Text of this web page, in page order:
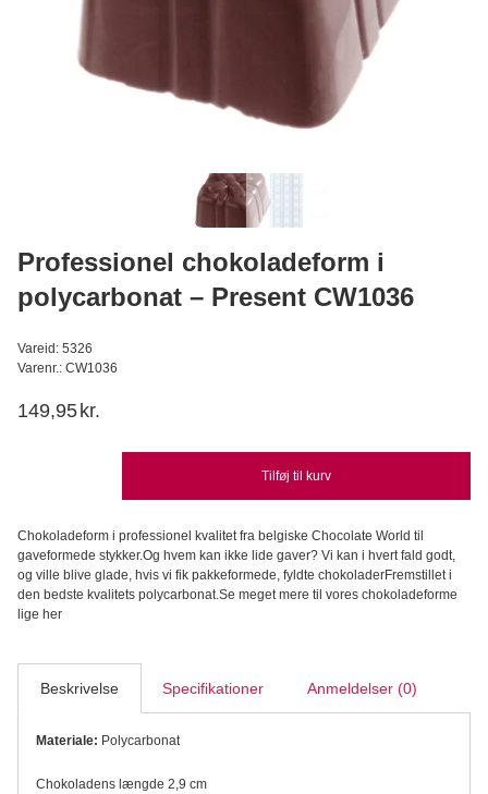
Anise aroma superkoncentreret 3,7 ml
Læg i kurv
Professionel chokoladeform i
polycarbonat – Present CW1036
Vareid: 5326
Varenr.: CW1036
149,95 kr.
Tilføj til kurv
Chokoladeform i professionel kvalitet fra belgiske Chocolate World til
gaveformede stykker.Og hvem kan ikke lide gaver? Vi kan i hvert fald godt,
og ville blive glade, hvis vi fik pakkeformede, fyldte chokoladerFremstillet i
den bedste kvalitets polycarbonat.Se meget mere til vores chokoladeforme
lige her
Beskrivelse Specifikationer Anmeldelser (0)
Materiale: Polycarbonat
Chokoladens længde 2,9 cm